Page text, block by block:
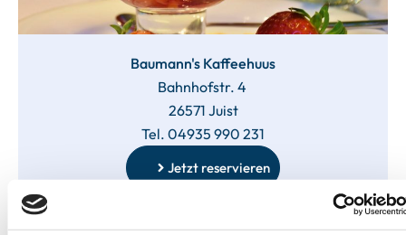
Baumann's Kaffeehuus
Bahnhofstr. 4
26571 Juist
Tel. 04935 990 231
Jetzt reservieren